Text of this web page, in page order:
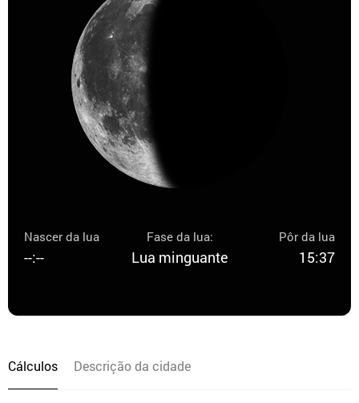
Nascer da lua
--:--
Fase da lua:
Lua minguante
Pôr da lua
15:37
Cálculos Descrição da cidade